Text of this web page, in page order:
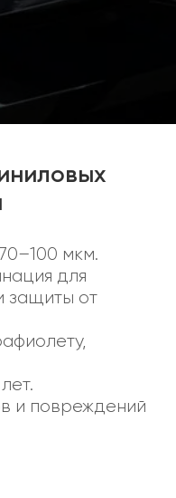
мкм.
для
защиты от
и повреждений